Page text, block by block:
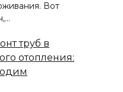
Вот
труб в
отопления: